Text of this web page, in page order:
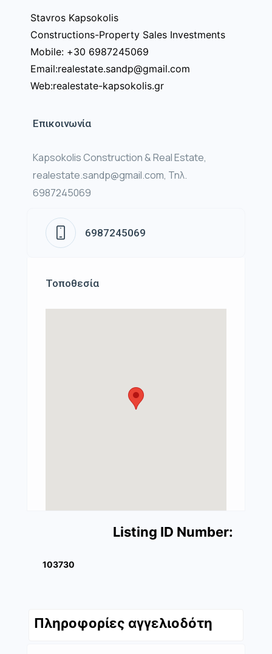
Stavros Kapsokolis
Constructions-Property Sales Investments
Mobile: +30 6987245069
Email:realestate.sandp@gmail.com
Web:realestate-kapsokolis.gr
Επικοινωνία
Kapsokolis Construction & Real Estate,
realestate.sandp@gmail.com, Τηλ.
6987245069
6987245069
Τοποθεσία
Listing ID Number:
103730
Πληροφορίες αγγελιοδότη